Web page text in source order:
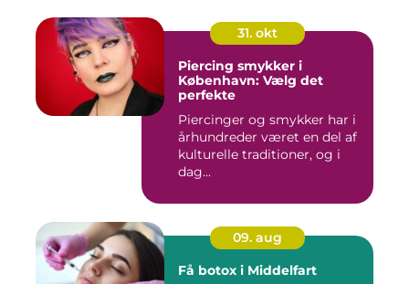
31. okt
Piercing smykker i
København: Vælg det
perfekte
Piercinger og smykker har i
århundreder været en del af
kulturelle traditioner, og i
dag...
09. aug
Få botox i Middelfart